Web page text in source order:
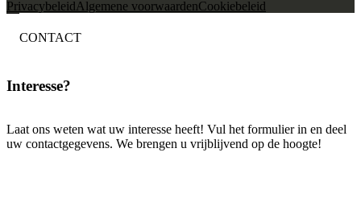
PrivacybeleidAlgemene voorwaardenCookiebeleid
Interesse?
CONTACT
Laat ons weten wat uw interesse heeft! Vul het formulier in en deel
uw contactgegevens. We brengen u vrijblijvend op de hoogte!